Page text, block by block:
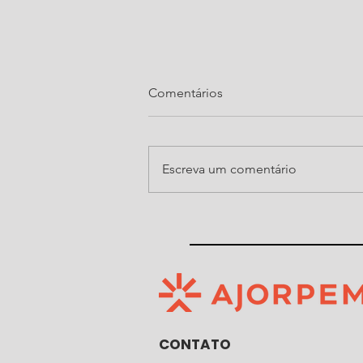
do Senhor Bom Jesus de
Araquari
Comentários
Escreva um comentário
CONTATO